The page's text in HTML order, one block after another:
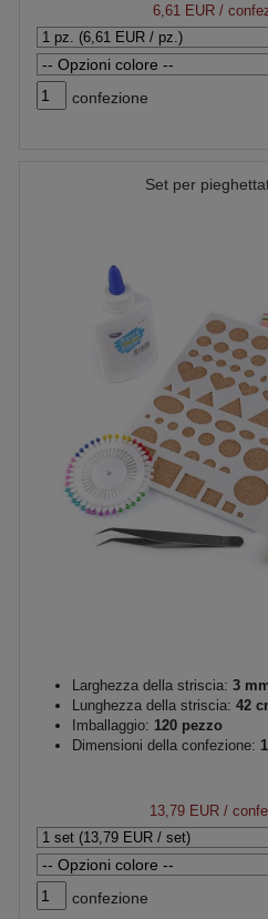
6,61 EUR /
confezione
Set per
Larghezza della striscia: 3
Lunghezza della striscia: 42
Imballaggio: 120 pezzo
Dimensioni della confezione:
13,79 EUR/
confezione